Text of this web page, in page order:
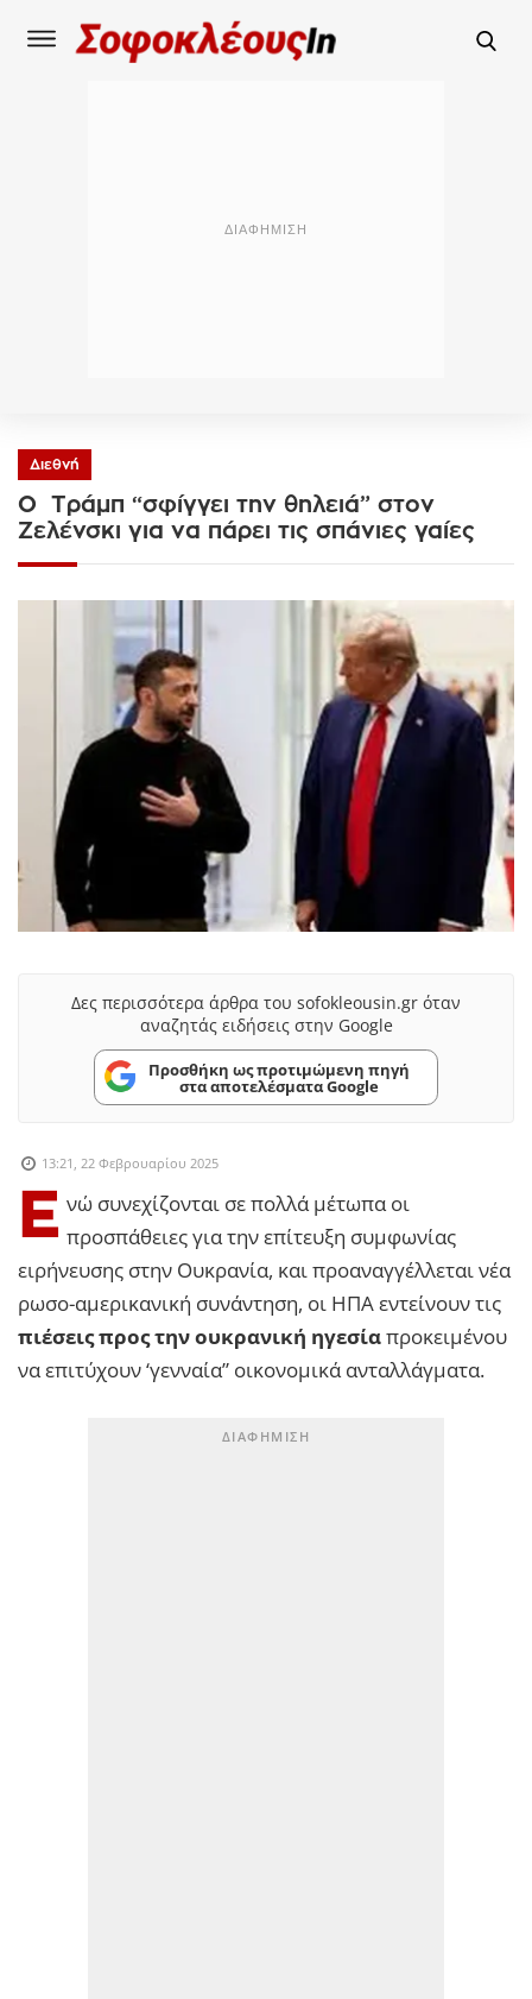
Διεθνή
Ο Τράμπ “σφίγγει την θηλειά” στον
Ζελένσκι για να πάρει τις σπάνιες γαίες
Δες περισσότερα άρθρα του sofokleousin.gr όταν
αναζητάς ειδήσεις στην Google
Προσθήκη ως προτιμώμενη πηγή
στα αποτελέσματα Google
13:21, 22 Φεβρουαρίου 2025
Ε νώ συνεχίζονται σε πολλά μέτωπα οι
προσπάθειες για την επίτευξη συμφωνίας
ειρήνευσης στην Ουκρανία, και προαναγγέλλεται νέα
ρωσο-αμερικανική συνάντηση, οι ΗΠΑ εντείνουν τις
πιέσεις προς την ουκρανική ηγεσίαπροκειμένου
να επιτύχουν ‘γενναία” οικονομικά ανταλλάγματα.